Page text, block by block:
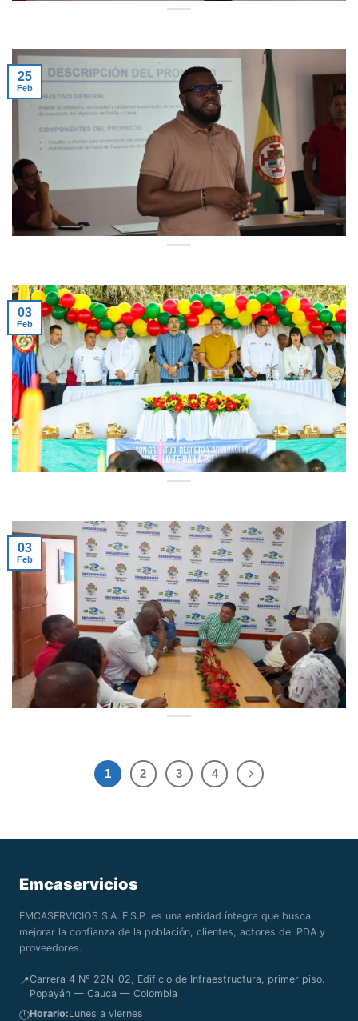
25
Feb
03
Feb
03
Feb
1 2 3 4
Emcaservicios
EMCASERVICIOS S.A. E.S.P. es una entidad íntegra que busca
mejorar la confianza de la población, clientes, actores del PDA y
proveedores.
📍Carrera 4 N° 22N-02, Edificio de Infraestructura, primer piso.
Popayán — Cauca — Colombia
🕒Horario:Lunes a viernes